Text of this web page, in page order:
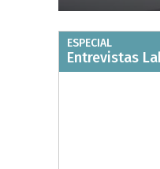
ESPECIAL
Entrevistas